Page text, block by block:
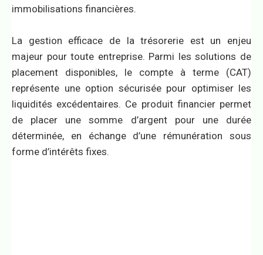
immobilisations financières.
La gestion efficace de la trésorerie est un enjeu
majeur pour toute entreprise. Parmi les solutions de
placement disponibles, le compte à terme (CAT)
représente une option sécurisée pour optimiser les
liquidités excédentaires. Ce produit financier permet
de placer une somme d’argent pour une durée
déterminée, en échange d’une rémunération sous
forme d’intérêts fixes.